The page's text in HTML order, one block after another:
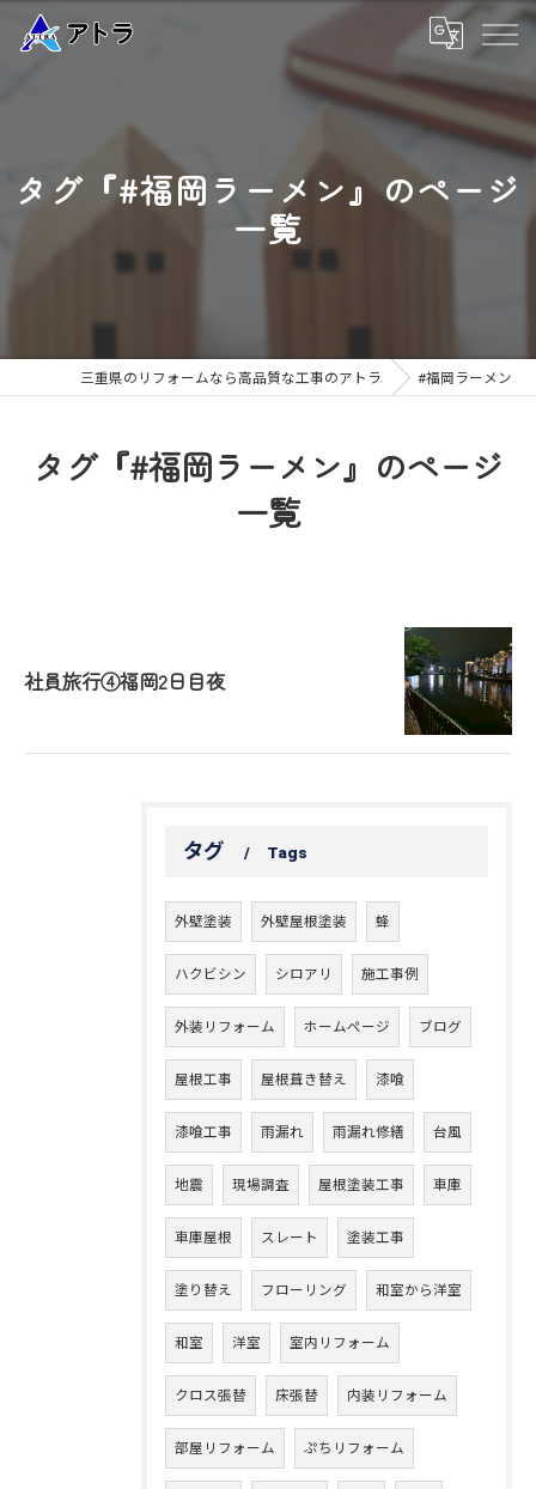
タグ『#福岡ラーメン』のページ
一覧
三重県のリフォームなら高品質な工事のアトラ #福岡ラーメン
タグ『#福岡ラーメン』のページ
一覧
社員旅行④福岡2日目夜
タグ Tags
外壁塗装 外壁屋根塗装 蜂
ハクビシン シロアリ 施工事例
外装リフォーム ホームページ ブログ
屋根工事 屋根葺き替え 漆喰
漆喰工事 雨漏れ 雨漏れ修繕 台風
地震 現場調査 屋根塗装工事 車庫
車庫屋根 スレート 塗装工事
塗り替え フローリング 和室から洋室
和室 洋室 室内リフォーム
クロス張替 床張替 内装リフォーム
部屋リフォーム ぷちリフォーム